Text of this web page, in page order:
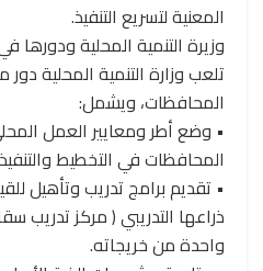
المعنية لتسريع التنفيذ.
وزيرة التنمية المحلية ودورها
تلعب وزارة التنمية المحلية
المحافظات، ويشمل:
• وضع أطر ومعايير العمل
المحافظات في التخطيط
• تقديم برامج تدريب وتأهيل
ذراعها التدريبي ( مركز تدريب
واحدة من خريجاته.